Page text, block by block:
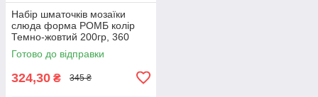
Набір шматочків мозаїки
слюда форма РОМБ колір
Темно-жовтий 200гр, 360
штук розмір 10*16*2,7мм
Готово до відправки
324,30 ₴ 345 ₴